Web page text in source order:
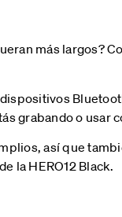
más largos?
grabando o usar
así que
la HERO12 Black.